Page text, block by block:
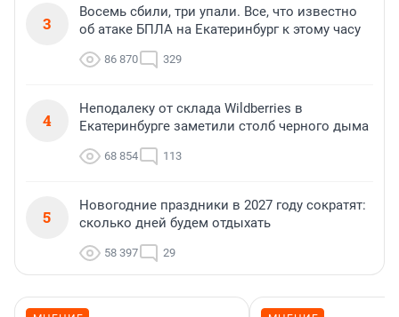
3
Восемь сбили, три упали. Все, что известно
об атаке БПЛА на Екатеринбург к этому часу
86 870 329
4
Неподалеку от склада Wildberries в
Екатеринбурге заметили столб черного дыма
68 854 113
5
Новогодние праздники в 2027 году сократят:
сколько дней будем отдыхать
58 397 29